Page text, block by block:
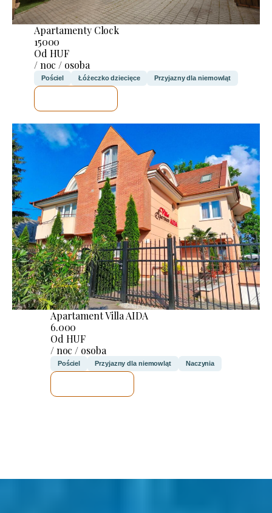
Apartamenty Clock
15000
Od HUF
/ noc / osoba
Pościel Łóżeczko dziecięce Przyjazny dla niemowląt
Apartament Villa AIDA
6.000
Od HUF
/ noc / osoba
Pościel Przyjazny dla niemowląt Naczynia